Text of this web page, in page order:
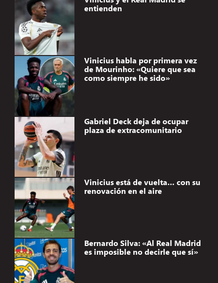
entienden
Vinicius habla por primera vez
de Mourinho: «Quiere que sea
como siempre he sido»
Gabriel Deck deja de ocupar
plaza de extracomunitario
Vinicius está de vuelta… con su
renovación en el aire
Bernardo Silva: «Al Real Madrid
es imposible no decirle que sí»